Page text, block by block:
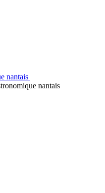
nantais
nantais